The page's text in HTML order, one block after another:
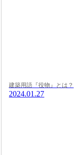
建築用語『役物』とは？
2024.01.27